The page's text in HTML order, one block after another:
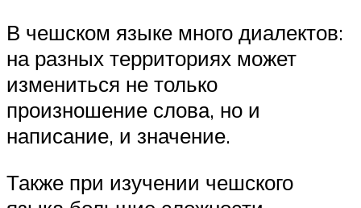
В чешском языке много диалектов:
на разных территориях может
измениться не только
произношение слова, но и
написание, и значение.
Также при изучении чешского